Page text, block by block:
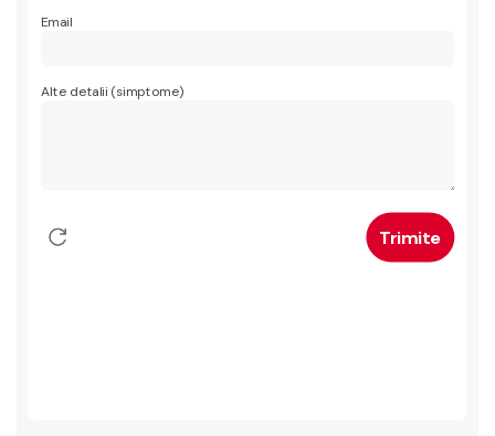
Email
Alte detalii (simptome)